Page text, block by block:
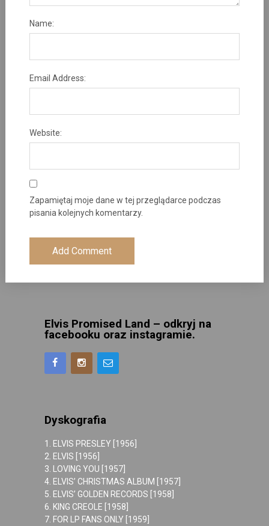
Name:
Email Address:
Website:
Zapamiętaj moje dane w tej przeglądarce podczas
pisania kolejnych komentarzy.
Elvis Promised Land – odkryj na
facebooku oraz instagramie.
Dyskografia
1. ELVIS PRESLEY [1956]
2. ELVIS [1956]
3. LOVING YOU [1957]
4. ELVIS’ CHRISTMAS ALBUM [1957]
5. ELVIS’ GOLDEN RECORDS [1958]
6. KING CREOLE [1958]
7. FOR LP FANS ONLY [1959]